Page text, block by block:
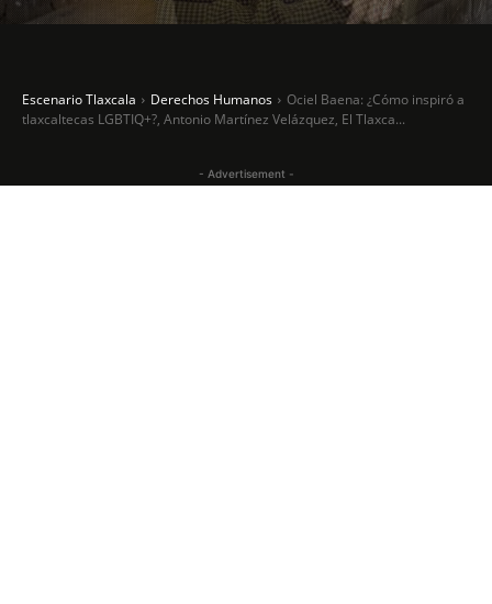
Escenario Tlaxcala Derechos Humanos
Ociel Baena: ¿Cómo inspiró a
tlaxcaltecas LGBTIQ+?, Antonio Martínez Velázquez, El Tlaxca...
- Advertisement -